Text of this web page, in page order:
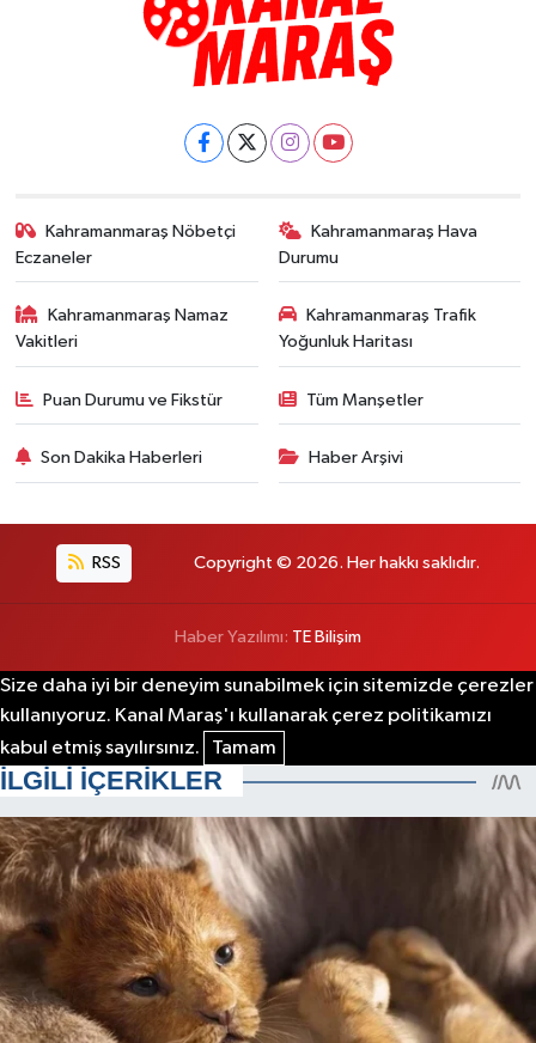
Kahramanmaraş Nöbetçi
Eczaneler
Kahramanmaraş Hava
Durumu
Kahramanmaraş Namaz
Vakitleri
Kahramanmaraş Trafik
Yoğunluk Haritası
Puan Durumu ve Fikstür Tüm Manşetler
Son Dakika Haberleri Haber Arşivi
RSS Copyright © 2026. Her hakkı saklıdır.
Haber Yazılımı: TE Bilişim
Size daha iyi bir deneyim sunabilmek için sitemizde çerezler
kullanıyoruz. Kanal Maraş'ı kullanarak çerez politikamızı
kabul etmiş sayılırsınız.
Tamam